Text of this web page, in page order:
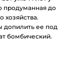
продуманная до
хозяйства.
допилить ее под
бомбический.